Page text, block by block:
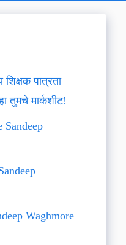
पात्रता
तुमचे मार्कशीट!
Sandeep
Waghmore